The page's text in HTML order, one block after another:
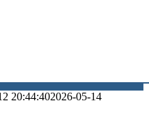
20:44:402026-05-14